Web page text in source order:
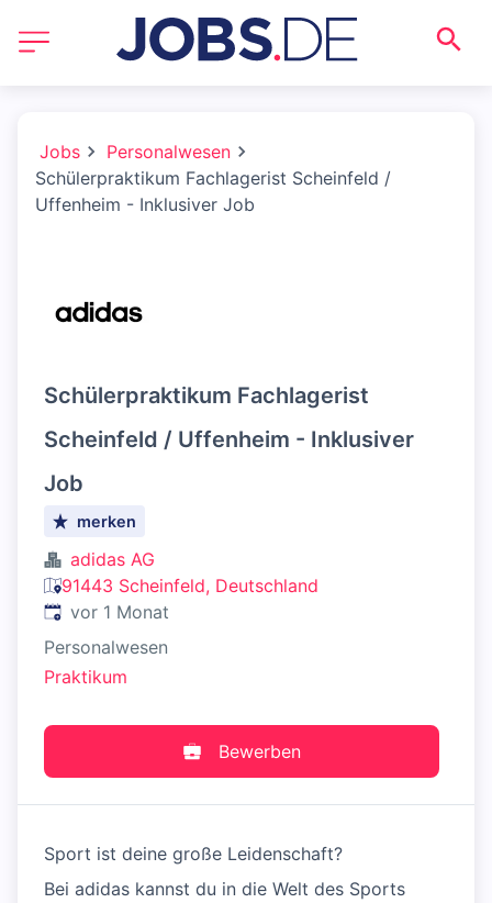
Jobs
Personalwesen
Schülerpraktikum Fachlagerist Scheinfeld /
Uffenheim - Inklusiver Job
Schülerpraktikum Fachlagerist
Scheinfeld / Uffenheim - Inklusiver
Job
merken
adidas AG
91443 Scheinfeld, Deutschland
Veröffentlicht:
vor 1 Monat
Personalwesen
Praktikum
Bewerben
Sport ist deine große Leidenschaft?
Bei adidas kannst du in die Welt des Sports